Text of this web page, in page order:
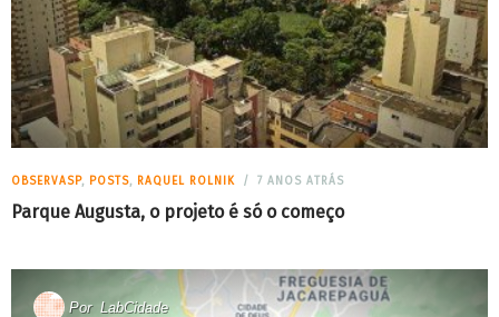
OBSERVASP, POSTS, RAQUEL ROLNIK 7 ANOS ATRÁS
Parque Augusta, o projeto é só o começo
Por LabCidade